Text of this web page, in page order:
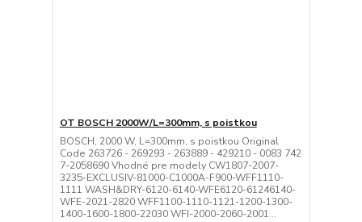
OT BOSCH 2000W/L=300mm, s poistkou
BOSCH, 2000 W, L=300mm, s poistkou Original
Code 263726 - 269293 - 263889 - 429210 - 0083 742
7-2058690 Vhodné pre modely CW1807-2007-
3235-EXCLUSIV-81000-C1000A-F900-WFF1110-
1111 WASH&DRY-6120-6140-WFE6120-61246140-
WFE-2021-2820 WFF1100-1110-1121-1200-1300-
1400-1600-1800-22030 WFI-2000-2060-2001...